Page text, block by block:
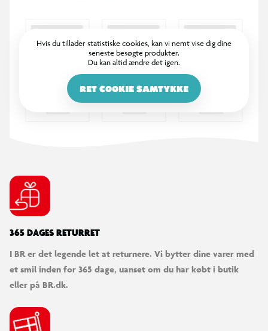
Hvis du tillader statistiske cookies, kan vi nemt vise dig dine
seneste besøgte produkter.
Du kan altid ændre det igen.
RET COOKIE SAMTYKKE
365 DAGES RETURRET
I BR er det legende let at returnere. Vi bytter dine varer med
et smil inden for 365 dage, uanset om du har købt i butik
eller på BR.dk.